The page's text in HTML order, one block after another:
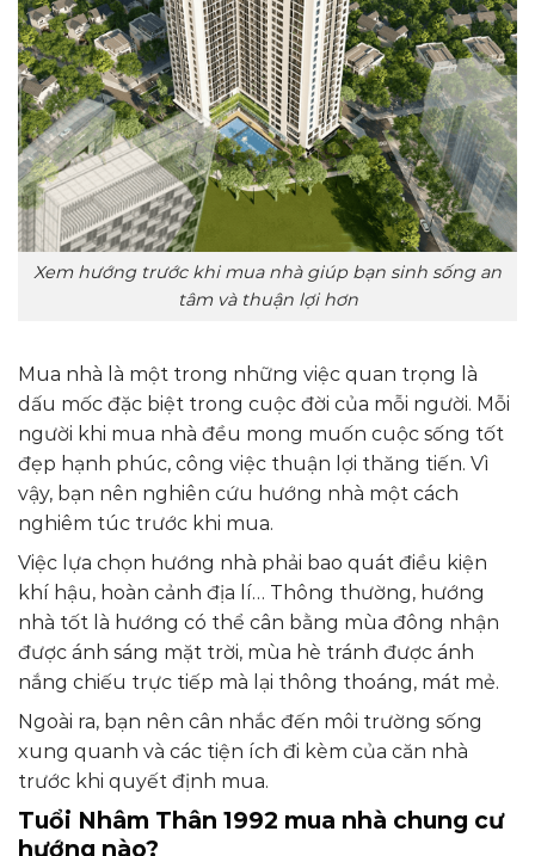
Xem hướng trước khi mua nhà giúp bạn sinh sống an
tâm và thuận lợi hơn
Mua nhà là một trong những việc quan trọng là
dấu mốc đặc biệt trong cuộc đời của mỗi người. Mỗi
người khi mua nhà đều mong muốn cuộc sống tốt
đẹp hạnh phúc, công việc thuận lợi thăng tiến. Vì
vậy, bạn nên nghiên cứu hướng nhà một cách
nghiêm túc trước khi mua.
Việc lựa chọn hướng nhà phải bao quát điều kiện
khí hậu, hoàn cảnh địa lí… Thông thường, hướng
nhà tốt là hướng có thể cân bằng mùa đông nhận
được ánh sáng mặt trời, mùa hè tránh được ánh
nắng chiếu trực tiếp mà lại thông thoáng, mát mẻ.
Ngoài ra, bạn nên cân nhắc đến môi trường sống
xung quanh và các tiện ích đi kèm của căn nhà
trước khi quyết định mua.
Tuổi Nhâm Thân 1992 mua nhà chung cư
hướng nào?